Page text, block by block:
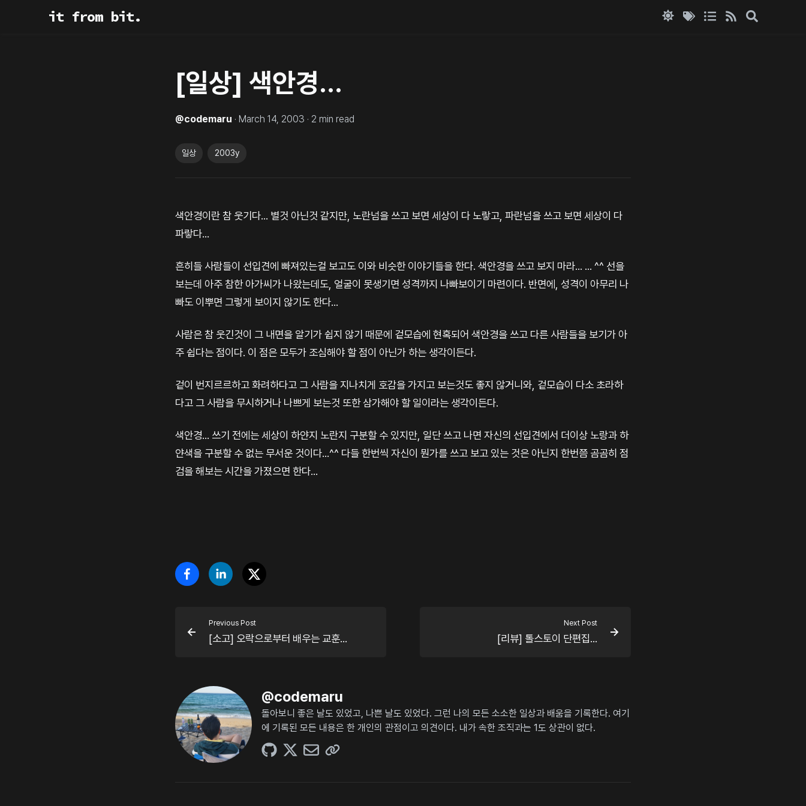
it from bit.
[일상] 색안경...
@codemaru · March 14, 2003 · 2 min read
일상 2003y
색안경이란 참 웃기다... 별것 아닌것 같지만, 노란넘을 쓰고 보면 세상이 다 노랗고, 파란넘을 쓰고 보면 세상이 다
파랗다...
흔히들 사람들이 선입견에 빠져있는걸 보고도 이와 비슷한 이야기들을 한다. 색안경을 쓰고 보지 마라... ... ^^ 선을
보는데 아주 참한 아가씨가 나왔는데도, 얼굴이 못생기면 성격까지 나빠보이기 마련이다. 반면에, 성격이 아무리 나
빠도 이뿌면 그렇게 보이지 않기도 한다...
사람은 참 웃긴것이 그 내면을 알기가 쉽지 않기 때문에 겉모습에 현혹되어 색안경을 쓰고 다른 사람들을 보기가 아
주 쉽다는 점이다. 이 점은 모두가 조심해야 할 점이 아닌가 하는 생각이든다.
겉이 번지르르하고 화려하다고 그 사람을 지나치게 호감을 가지고 보는것도 좋지 않거니와, 겉모습이 다소 초라하
다고 그 사람을 무시하거나 나쁘게 보는것 또한 삼가해야 할 일이라는 생각이든다.
색안경... 쓰기 전에는 세상이 하얀지 노란지 구분할 수 있지만, 일단 쓰고 나면 자신의 선입견에서 더이상 노랑과 하
얀색을 구분할 수 없는 무서운 것이다...^^ 다들 한번씩 자신이 뭔가를 쓰고 보고 있는 것은 아닌지 한번쯤 곰곰히 점
검을 해보는 시간을 가졌으면 한다...
Previous Post
[소고] 오락으로부터 배우는 교훈...
Next Post
[리뷰] 톨스토이 단편집...
@codemaru
돌아보니 좋은 날도 있었고, 나쁜 날도 있었다. 그런 나의 모든 소소한 일상과 배움을 기록한다. 여기
에 기록된 모든 내용은 한 개인의 관점이고 의견이다. 내가 속한 조직과는 1도 상관이 없다.